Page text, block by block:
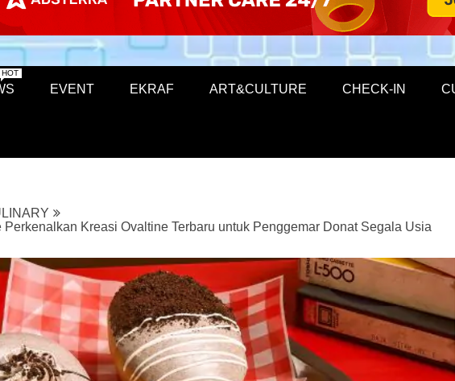
HOT
EVENT EKRAF ART&CULTURE CHECK-IN
Perkenalkan Kreasi Ovaltine Terbaru untuk Penggemar Donat Segala Usia